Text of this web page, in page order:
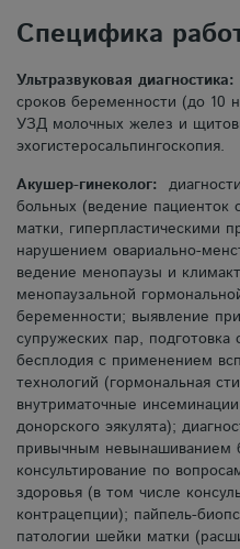
Специфика
Ультразвуковая диагностика:
сроков беременности (до 10
УЗД молочных желез и
эхогистеросальпингоскопия.
Акушер-гинеколог:
больных (ведение
матки, гиперпластическими
нарушением овариально-
ведение менопаузы и
менопаузальной
беременности; выявление
супружеских пар,
бесплодия с применением
технологий (гормональная
внутриматочные
донорского эякулята);
привычным невынашиванием
консультирование по
здоровья (в том числе
контрацепции); пайпель-
патологии шейки матки